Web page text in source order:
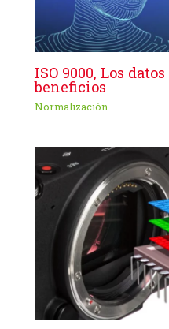
ISO 9000, Los
beneficios
Normalización